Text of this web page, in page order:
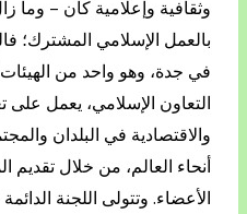
وثقافية وإعلامية كان – وما
بالعمل الإسلامي المشترك؛
في جدة، وهو واحد من
التعاون الإسلامي، يعمل على
والاقتصادية في البلدان
أنحاء العالم، من خلال
الأعضاء. وتتولى اللجنة